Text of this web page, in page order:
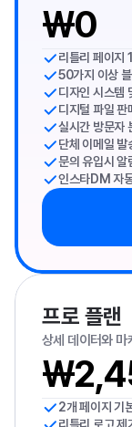
₩0
리틀리 페이지
50가지 이상
디자인 시스템
디지털 파일
실시간 방문자
단체 이메일
문의 유입시 알
인스타DM 자
프로 플랜
상세 데이터와 마
2개 페이지 기